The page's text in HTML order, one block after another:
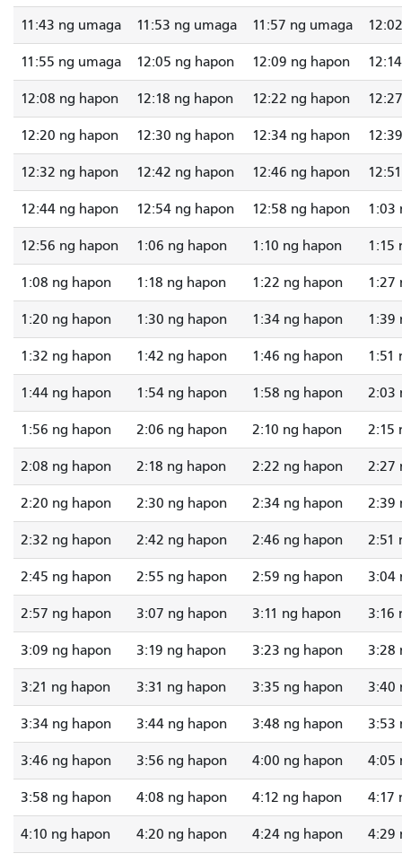
11:43 ng umaga 11:53 ng umaga 11:57 ng umaga
11:55 ng umaga 12:05 ng hapon 12:09 ng hapon
12:08 ng hapon 12:18 ng hapon 12:22 ng hapon
12:20 ng hapon 12:30 ng hapon 12:34 ng hapon
12:32 ng hapon 12:42 ng hapon 12:46 ng hapon
12:44 ng hapon 12:54 ng hapon 12:58 ng hapon 1:03
12:56 ng hapon 1:06 ng hapon 1:10 ng hapon 1:15
1:08 ng hapon 1:18 ng hapon 1:22 ng hapon 1:27
1:20 ng hapon 1:30 ng hapon 1:34 ng hapon 1:39
1:32 ng hapon 1:42 ng hapon 1:46 ng hapon 1:51
1:44 ng hapon 1:54 ng hapon 1:58 ng hapon 2:03
1:56 ng hapon 2:06 ng hapon 2:10 ng hapon 2:15
2:08 ng hapon 2:18 ng hapon 2:22 ng hapon 2:27
2:20 ng hapon 2:30 ng hapon 2:34 ng hapon 2:39
2:32 ng hapon 2:42 ng hapon 2:46 ng hapon 2:51
2:45 ng hapon 2:55 ng hapon 2:59 ng hapon 3:04
2:57 ng hapon 3:07 ng hapon 3:11 ng hapon 3:16
3:09 ng hapon 3:19 ng hapon 3:23 ng hapon 3:28
3:21 ng hapon 3:31 ng hapon 3:35 ng hapon 3:40
3:34 ng hapon 3:44 ng hapon 3:48 ng hapon 3:53
3:46 ng hapon 3:56 ng hapon 4:00 ng hapon 4:05
3:58 ng hapon 4:08 ng hapon 4:12 ng hapon 4:17
4:10 ng hapon 4:20 ng hapon 4:24 ng hapon 4:29